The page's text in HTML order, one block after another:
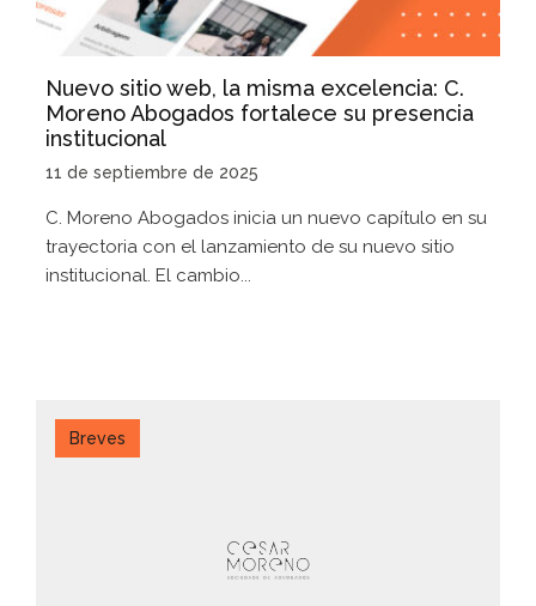
Nuevo sitio web, la misma excelencia: C.
Moreno Abogados fortalece su presencia
institucional
11 de septiembre de 2025
C. Moreno Abogados inicia un nuevo capítulo en su
trayectoria con el lanzamiento de su nuevo sitio
institucional. El cambio...
Breves